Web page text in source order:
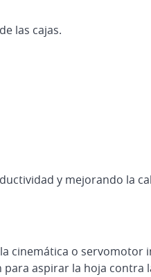
las cajas.
y mejorando la
cinemática o servomotor
aspirar la hoja contra